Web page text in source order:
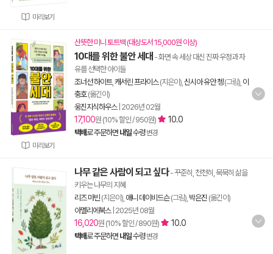
미리보기
미리보기
산뜻한 미니 토트백 (대상도서 15,000원 이상)
10대를 위한 불안 세대 - 화면 속 세상 대신 진짜 우정과 자
유를 선택한 아이들
조너선 하이트, 캐서린 프라이스(지은이), 신시아 유안 쳉(그림), 이
충호(옮긴이)
웅진지식하우스| 2026년 02월
17,100원 (10% 할인 / 950원) 10.0
택배로 주문하면 내일수령 변경
나무 같은 사람이 되고 싶다- 꾸준히, 천천히, 묵묵히 삶을
키우는 나무의 지혜
리즈 마빈 (지은이), 애니 데이비드슨(그림), 박은진 (옮긴이)
아멜리에북스| 2025년 08월
16,020원 (10% 할인 / 890원) 10.0
택배로 주문하면 내일수령 변경